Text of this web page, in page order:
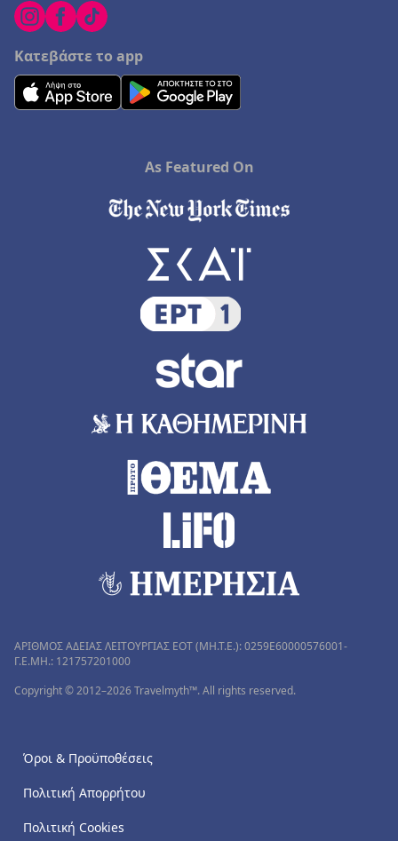
Κατεβάστε το app
As Featured On
ΑΡΙΘΜΟΣ ΑΔΕΙΑΣ ΛΕΙΤΟΥΡΓΙΑΣ ΕΟΤ (MH.T.E.): 0259Ε60000576001-
Γ.Ε.ΜΗ.: 121757201000
Copyright © 2012–2026 Travelmyth™. All rights reserved.
Όροι & Προϋποθέσεις
Πολιτική Απορρήτου
Πολιτική Cookies